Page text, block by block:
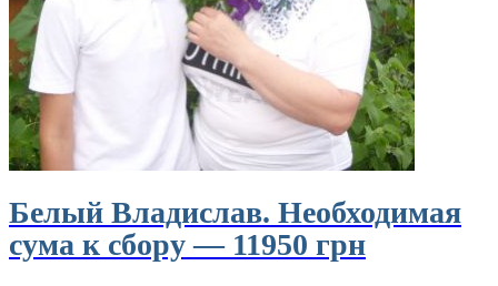
Белый Владислав. Необходимая
сума к сбору — 11950 грн